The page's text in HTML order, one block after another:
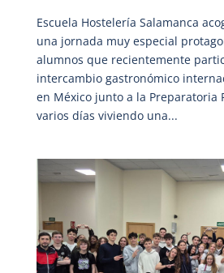
Escuela Hostelería Salamanca
una jornada muy especial
alumnos que recientemente
intercambio gastronómico
en México junto a la Preparatoria
varios días viviendo una...